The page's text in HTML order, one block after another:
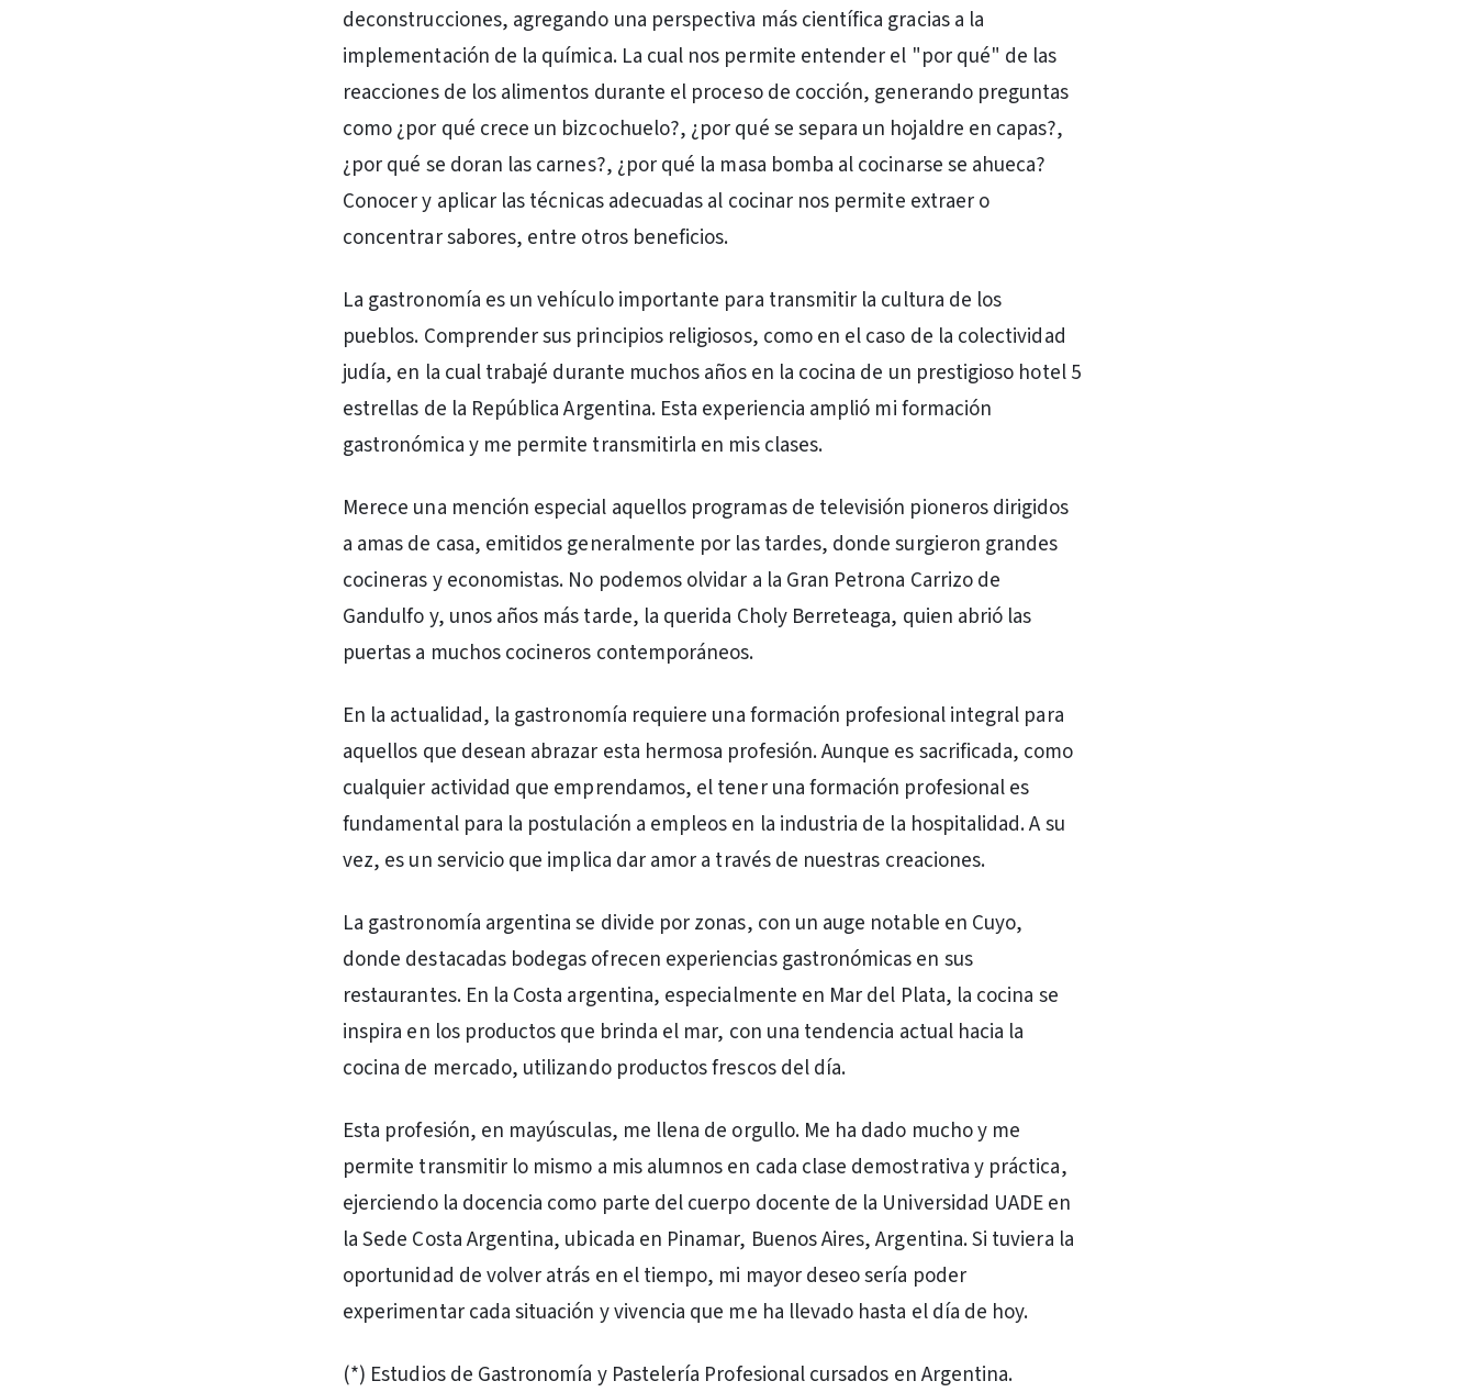
deconstrucciones, agregando una perspectiva más científica gracias a la
implementación de la química. La cual nos permite entender el "por qué" de las
reacciones de los alimentos durante el proceso de cocción, generando preguntas
como ¿por qué crece un bizcochuelo?, ¿por qué se separa un hojaldre en capas?,
¿por qué se doran las carnes?, ¿por qué la masa bomba al cocinarse se ahueca?
Conocer y aplicar las técnicas adecuadas al cocinar nos permite extraer o
concentrar sabores, entre otros beneficios.
La gastronomía es un vehículo importante para transmitir la cultura de los
pueblos. Comprender sus principios religiosos, como en el caso de la colectividad
judía, en la cual trabajé durante muchos años en la cocina de un prestigioso hotel 5
estrellas de la República Argentina. Esta experiencia amplió mi formación
gastronómica y me permite transmitirla en mis clases.
Merece una mención especial aquellos programas de televisión pioneros dirigidos
a amas de casa, emitidos generalmente por las tardes, donde surgieron grandes
cocineras y economistas. No podemos olvidar a la Gran Petrona Carrizo de
Gandulfo y, unos años más tarde, la querida Choly Berreteaga, quien abrió las
puertas a muchos cocineros contemporáneos.
En la actualidad, la gastronomía requiere una formación profesional integral para
aquellos que desean abrazar esta hermosa profesión. Aunque es sacrificada, como
cualquier actividad que emprendamos, el tener una formación profesional es
fundamental para la postulación a empleos en la industria de la hospitalidad. A su
vez, es un servicio que implica dar amor a través de nuestras creaciones.
La gastronomía argentina se divide por zonas, con un auge notable en Cuyo,
donde destacadas bodegas ofrecen experiencias gastronómicas en sus
restaurantes. En la Costa argentina, especialmente en Mar del Plata, la cocina se
inspira en los productos que brinda el mar, con una tendencia actual hacia la
cocina de mercado, utilizando productos frescos del día.
Esta profesión, en mayúsculas, me llena de orgullo. Me ha dado mucho y me
permite transmitir lo mismo a mis alumnos en cada clase demostrativa y práctica,
ejerciendo la docencia como parte del cuerpo docente de la Universidad UADE en
la Sede Costa Argentina, ubicada en Pinamar, Buenos Aires, Argentina. Si tuviera la
oportunidad de volver atrás en el tiempo, mi mayor deseo sería poder
experimentar cada situación y vivencia que me ha llevado hasta el día de hoy.
(*) Estudios de Gastronomía y Pastelería Profesional cursados en Argentina.